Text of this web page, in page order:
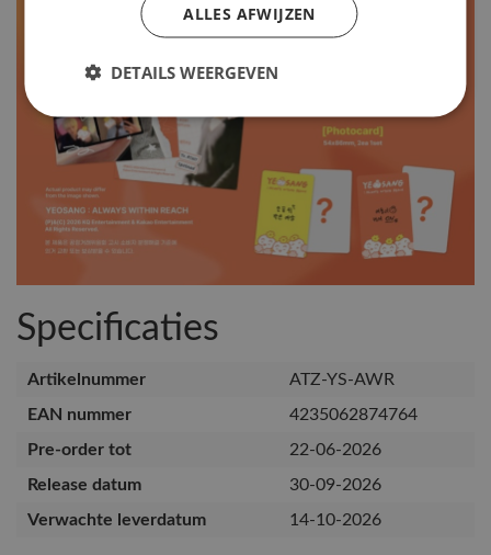
Specificaties
Artikelnummer
ATZ-YS-AWR
EAN nummer
4235062874764
Pre-order tot
22-06-2026
Release datum
30-09-2026
Verwachte leverdatum
14-10-2026
ALLES AFWIJZEN
DETAILS WEERGEVEN